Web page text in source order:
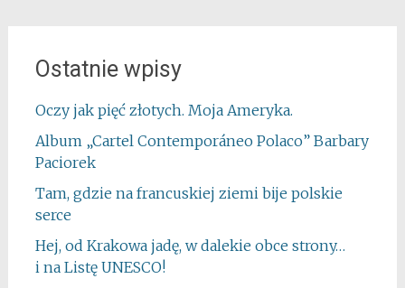
Ostatnie wpisy
Oczy jak pięć złotych. Moja Ameryka.
Album „Cartel Contemporáneo Polaco” Barbary
Paciorek
Tam, gdzie na francuskiej ziemi bije polskie
serce
Hej, od Krakowa jadę, w dalekie obce strony…
i na Listę UNESCO!